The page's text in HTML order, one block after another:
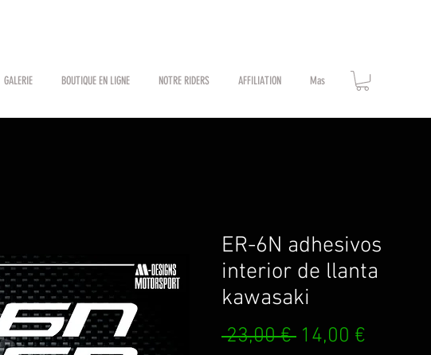
GALERIE BOUTIQUE EN LIGNE NOTRE RIDERS AFFILIATION Mas
ER-6N adhesivos
interior de llanta
kawasaki
23,00 € Prix
14,00 €